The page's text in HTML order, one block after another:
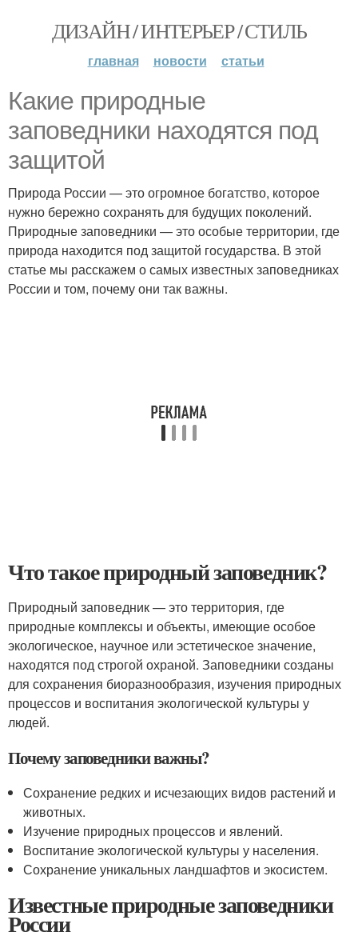
ДИЗАЙН / ИНТЕРЬЕР / СТИЛЬ
главная новости статьи
Какие природные
заповедники находятся под
защитой
Природа России — это огромное богатство, которое
нужно бережно сохранять для будущих поколений.
Природные заповедники — это особые территории, где
природа находится под защитой государства. В этой
статье мы расскажем о самых известных заповедниках
России и том, почему они так важны.
Что такое природный заповедник?
Природный заповедник — это территория, где
природные комплексы и объекты, имеющие особое
экологическое, научное или эстетическое значение,
находятся под строгой охраной. Заповедники созданы
для сохранения биоразнообразия, изучения природных
процессов и воспитания экологической культуры у
людей.
Почему заповедники важны?
Сохранение редких и исчезающих видов растений и
животных.
Изучение природных процессов и явлений.
Воспитание экологической культуры у населения.
Сохранение уникальных ландшафтов и экосистем.
Известные природные заповедники
России